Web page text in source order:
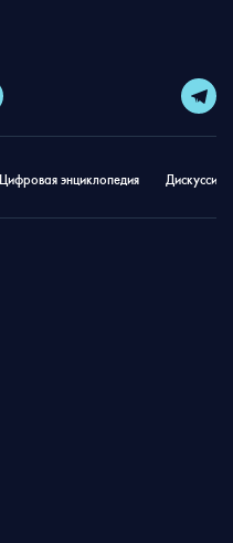
Цифровая энциклопедия